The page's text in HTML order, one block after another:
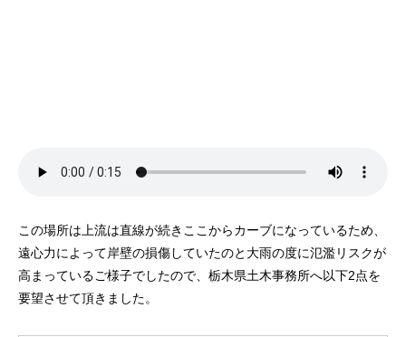
この場所は上流は直線が続きここからカーブになっているため、
遠心力によって岸壁の損傷していたのと大雨の度に氾濫リスクが
高まっているご様子でしたので、栃木県土木事務所へ以下2点を
要望させて頂きました。